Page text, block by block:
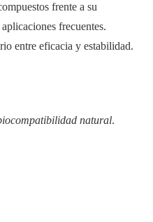
frente a su
frecuentes.
entre eficacia y estabilidad.
natural.